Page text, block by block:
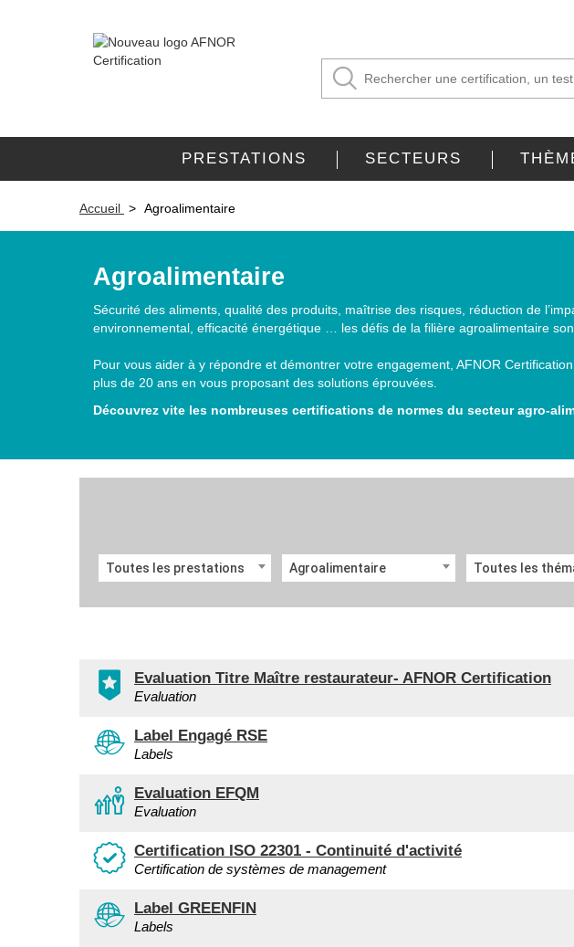
PRESTATIONS SECTEURS
Accueil Agroalimentaire
Agroalimentaire
Sécurité des aliments, qualité des produits, maîtrise des risques, réduction de
environnemental, efficacité énergétique … les défis de la filière agroalimentaire
Pour vous aider à y répondre et démontrer votre engagement, AFNOR
plus de 20 ans en vous proposant des solutions éprouvées.
Découvrez vite les nombreuses certifications de normes du secteur agro-
Toutes les prestations Agroalimentaire Toutes les
Evaluation Titre Maître restaurateur- AFNOR Certification
Evaluation
Label Engagé RSE
Labels
Evaluation EFQM
Evaluation
Certification ISO 22301 - Continuité d'activité
Certification de systèmes de management
Label GREENFIN
Labels